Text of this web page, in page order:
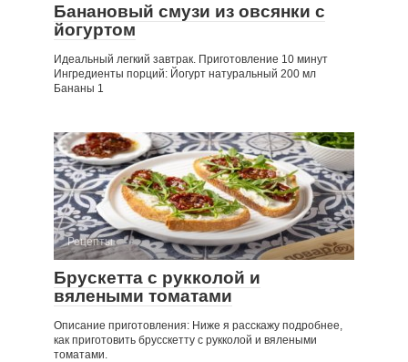
Банановый смузи из овсянки с
йогуртом
Идеальный легкий завтрак. Приготовление 10 минут
Ингредиенты порций: Йогурт натуральный 200 мл
Бананы 1
Рецепты
Брускетта с рукколой и
вялеными томатами
Описание приготовления: Ниже я расскажу подробнее,
как приготовить брусскетту с рукколой и вялеными
томатами.